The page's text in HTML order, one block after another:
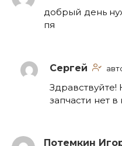
добрый день
пя
Сергей
запчасти нет
Потемкин